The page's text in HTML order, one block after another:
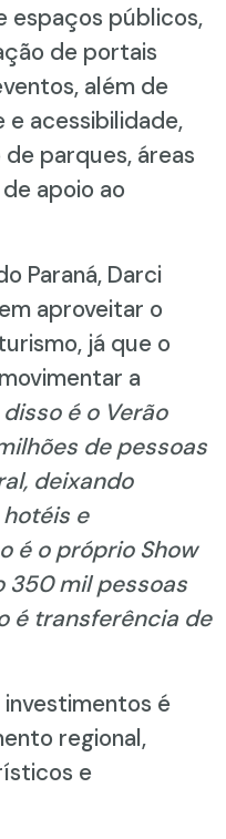
espaços públicos,
de portais
além de
e acessibilidade,
parques, áreas
apoio ao
Paraná, Darci
aproveitar o
já que o
a
é o Verão
de pessoas
deixando
e
é o próprio Show
350 mil pessoas
é transferência de
é
regional,
e